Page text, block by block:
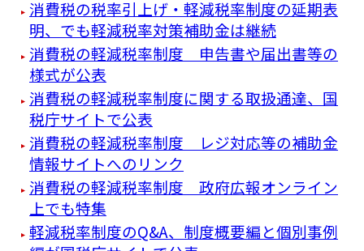
消費税の税率引上げ・軽減税率制度の延期表
明、でも軽減税率対策補助金は継続
消費税の軽減税率制度 申告書や届出書等の
様式が公表
消費税の軽減税率制度に関する取扱通達、国
税庁サイトで公表
消費税の軽減税率制度 レジ対応等の補助金
情報サイトへのリンク
消費税の軽減税率制度 政府広報オンライン
上でも特集
軽減税率制度のQ&A、制度概要編と個別事例